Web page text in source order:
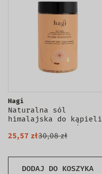
DODAJ DO KOSZYKA
Hagi
Naturalna sól
himalajska do kąpieli
Korzenna Pomarańcza
480g
25,57 zł30,08 zł